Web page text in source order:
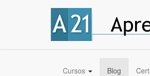
Cursos Blog